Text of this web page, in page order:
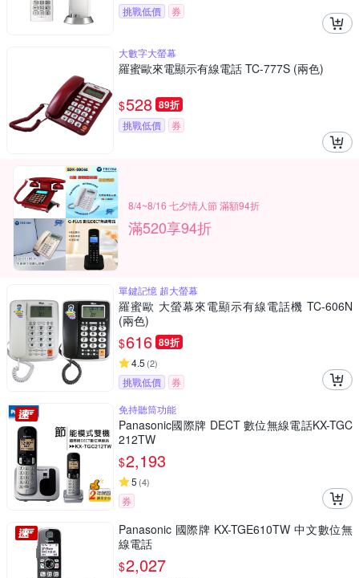
挑戰低價 券
大數字大螢幕
羅蜜歐來電顯示有線電話 TC-777S (兩色)
$528 89折
挑戰低價 券
8/4~8/16 七夕情人節 滿額94折
滿520享94折
單鍵記憶 超大螢幕
羅蜜歐 大螢幕來電顯示有線電話機 TC-606N
(兩色)
$616 89折
4.5 (2)
挑戰低價
券
免持聽筒功能
Panasonic國際牌 DECT 數位無線電話KX-TGC
212TW
$2,193
5 (4)
券
Panasonic 國際牌 KX-TGE610TW 中文數位無
線電話
$2,027